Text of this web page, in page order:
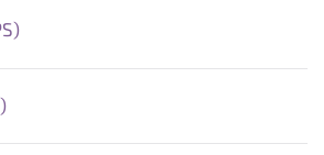
)
)